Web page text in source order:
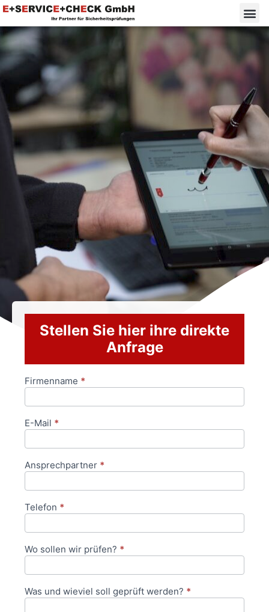
Stellen Sie hier ihre direkte
Anfrage
Anfrageformular
Firmenname *
E-Mail *
Ansprechpartner *
Telefon *
Wo sollen wir prüfen? *
Was und wieviel soll geprüft werden? *